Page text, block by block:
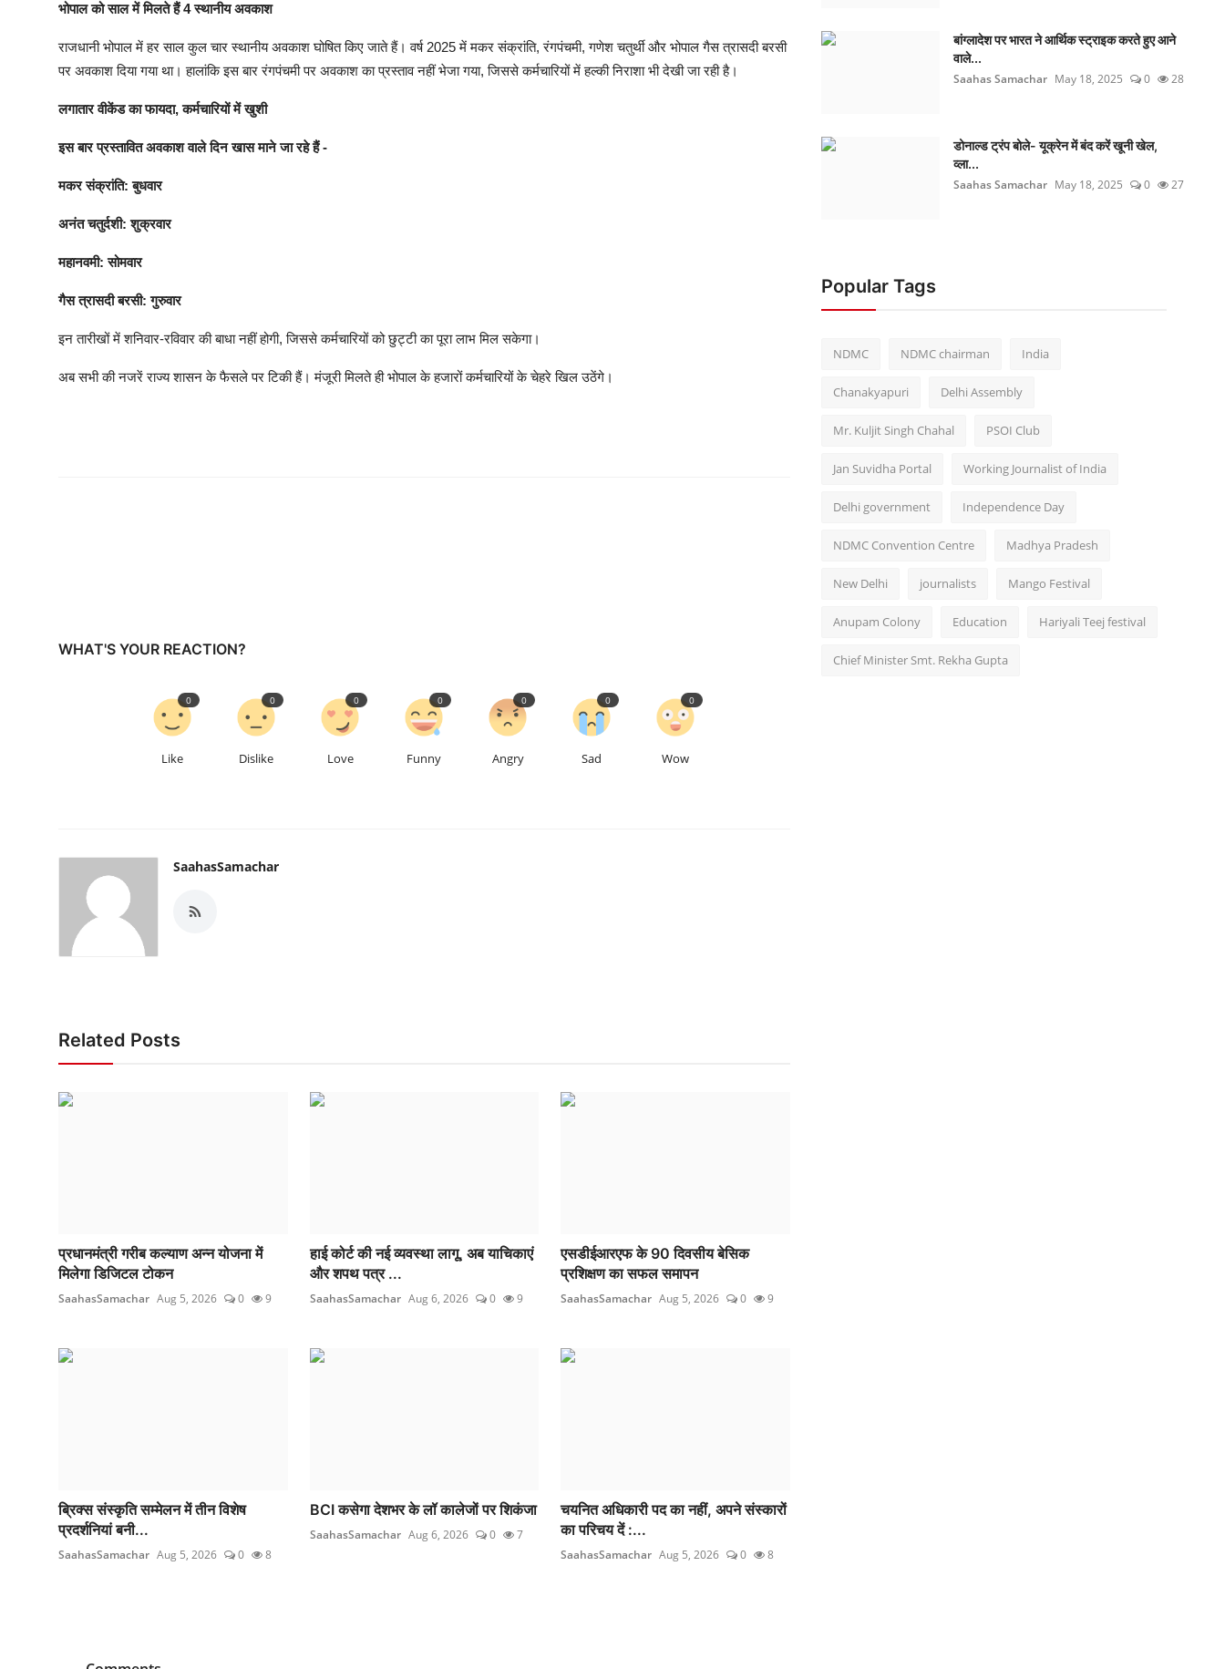
भोपाल को साल में मिलते हैं 4 स्थानीय अवकाश
राजधानी भोपाल में हर साल कुल चार स्थानीय अवकाश घोषित किए जाते हैं। वर्ष 2025 में मकर संक्रांति, रंगपंचमी, गणेश चतुर्थी और भोपाल गैस त्रासदी बरसी
पर अवकाश दिया गया था। हालांकि इस बार रंगपंचमी पर अवकाश का प्रस्ताव नहीं भेजा गया, जिससे कर्मचारियों में हल्की निराशा भी देखी जा रही है।
लगातार वीकेंड का फायदा, कर्मचारियों में खुशी
इस बार प्रस्तावित अवकाश वाले दिन खास माने जा रहे हैं -
मकर संक्रांति: बुधवार
अनंत चतुर्दशी: शुक्रवार
महानवमी: सोमवार
गैस त्रासदी बरसी: गुरुवार
इन तारीखों में शनिवार-रविवार की बाधा नहीं होगी, जिससे कर्मचारियों को छुट्टी का पूरा लाभ मिल सकेगा।
अब सभी की नजरें राज्य शासन के फैसले पर टिकी हैं। मंजूरी मिलते ही भोपाल के हजारों कर्मचारियों के चेहरे खिल उठेंगे।
WHAT'S YOUR REACTION?
Like
0
Dislike
0
Love
0
Funny
0
Angry
0
Sad
0
Wow
0
SaahasSamachar
Related Posts
प्रधानमंत्री गरीब कल्याण अन्न योजना में
मिलेगा डिजिटल टोकन
SaahasSamachar Aug 5, 2026 0 9
हाई कोर्ट की नई व्यवस्था लागू, अब याचिकाएं
और शपथ पत्र ...
SaahasSamachar Aug 6, 2026 0 9
एसडीईआरएफ के 90 दिवसीय बेसिक
प्रशिक्षण का सफल समापन
SaahasSamachar Aug 5, 2026 0 9
ब्रिक्स संस्कृति सम्मेलन में तीन विशेष
प्रदर्शनियां बनी...
SaahasSamachar Aug 5, 2026 0 8
BCI कसेगा देशभर के लॉ कालेजों पर शिकंजा
SaahasSamachar Aug 6, 2026 0 7
चयनित अधिकारी पद का नहीं, अपने संस्कारों
का परिचय दें :...
SaahasSamachar Aug 5, 2026 0 8
बांग्लादेश पर भारत ने आर्थिक स्ट्राइक करते हुए आने
वाले...
Saahas Samachar May 18, 2025 0 28
डोनाल्ड ट्रंप बोले- यूक्रेन में बंद करें खूनी खेल,
व्ला...
Saahas Samachar May 18, 2025 0 27
Popular Tags
NDMC NDMC chairman India
Chanakyapuri Delhi Assembly
Mr. Kuljit Singh Chahal PSOI Club
Jan Suvidha Portal Working Journalist of India
Delhi government Independence Day
NDMC Convention Centre Madhya Pradesh
New Delhi journalists Mango Festival
Anupam Colony Education Hariyali Teej festival
Chief Minister Smt. Rekha Gupta